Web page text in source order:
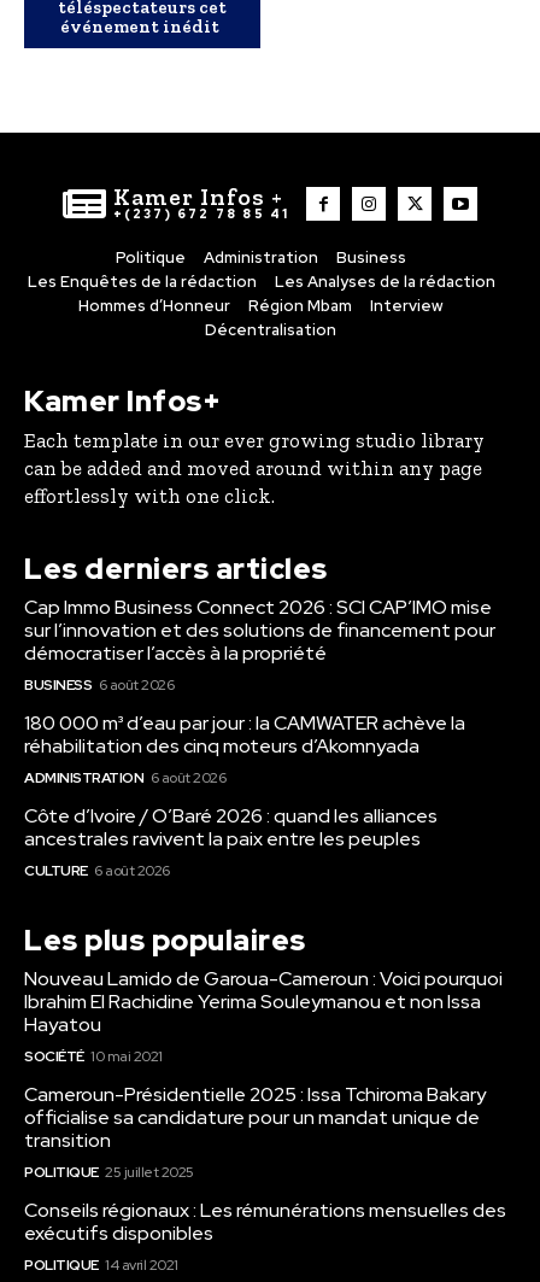
téléspectateurs cet
événement inédit
Kamer Infos +
+(237) 672 78 85 41
Politique Administration
Business
Les Enquêtes de la rédaction
Les Analyses de la rédaction
Hommes d’Honneur
Région Mbam
Interview
Décentralisation
Kamer Infos+
Each template in our ever growing studio library
can be added and moved around within any page
effortlessly with one click.
Les derniers articles
Cap Immo Business Connect 2026 : SCI CAP’IMO mise
sur l’innovation et des solutions de financement pour
démocratiser l’accès à la propriété
BUSINESS 6 août 2026
180 000 m³ d’eau par jour : la CAMWATER achève la
réhabilitation des cinq moteurs d’Akomnyada
ADMINISTRATION 6 août 2026
Côte d’Ivoire / O’Baré 2026 : quand les alliances
ancestrales ravivent la paix entre les peuples
CULTURE 6 août 2026
Les plus populaires
Nouveau Lamido de Garoua-Cameroun : Voici pourquoi
Ibrahim El Rachidine Yerima Souleymanou et non Issa
Hayatou
SOCIÉTÉ 10 mai 2021
Cameroun-Présidentielle 2025 : Issa Tchiroma Bakary
officialise sa candidature pour un mandat unique de
transition
POLITIQUE 25 juillet 2025
Conseils régionaux : Les rémunérations mensuelles des
exécutifs disponibles
POLITIQUE 14 avril 2021